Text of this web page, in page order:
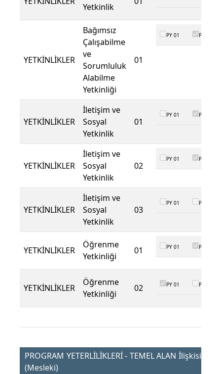
Yetkinlik
YETKİNLİKLER
Bağımsız
Çalışabilme
ve
Sorumluluk
Alabilme
Yetkinliği
01
PY 01 PY 02
YETKİNLİKLER
İletişim ve
Sosyal
Yetkinlik
01
PY 01 PY 02
YETKİNLİKLER
İletişim ve
Sosyal
Yetkinlik
02
PY 01 PY 02
YETKİNLİKLER
İletişim ve
Sosyal
Yetkinlik
03
PY 01 PY 02
YETKİNLİKLER
Öğrenme
Yetkinliği
01 PY 01 PY 02
YETKİNLİKLER
Öğrenme
Yetkinliği
02 PY 01 PY 02
PROGRAM YETERLİLİKLERİ - TEMEL ALAN İlişkisi
(Mesleki)